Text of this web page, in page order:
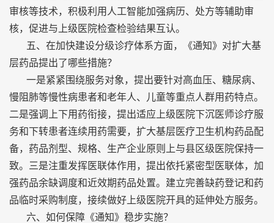
审核等技术，积极利用人工智能加强病历、处方等辅助审
核，促进与上级医院检查检验结果互认。
五、在加快建设分级诊疗体系方面，《通知》对扩大基
层药品提出了哪些措施？
一是紧紧围绕服务对象，提出要针对高血压、糖尿病、
慢阻肺等慢性病患者和老年人、儿童等重点人群用药特点。
二是强调上下用药衔接，提出适应上级医院下沉医师诊疗服
务和下转患者连续用药需要，扩大基层医疗卫生机构药品配
备，药品剂型、规格、生产企业原则上与县区级医院保持一
致。三是注重发挥医联体作用，提出依托紧密型医联体，加
强药品余缺调度和近效期药品处置。建立完善缺药登记和药
品临时采购制度，接续做好上级医院开具的延伸处方服务。
六、如何保障《通知》稳步实施？